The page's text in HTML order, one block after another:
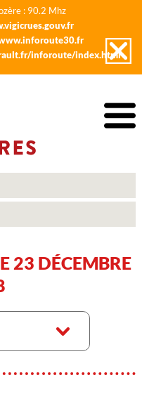
: 90.2 Mhz
inforoute/index.html
23 DÉCEMBRE